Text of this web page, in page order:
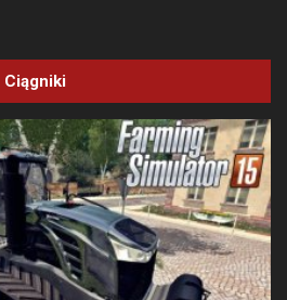
Ciągniki